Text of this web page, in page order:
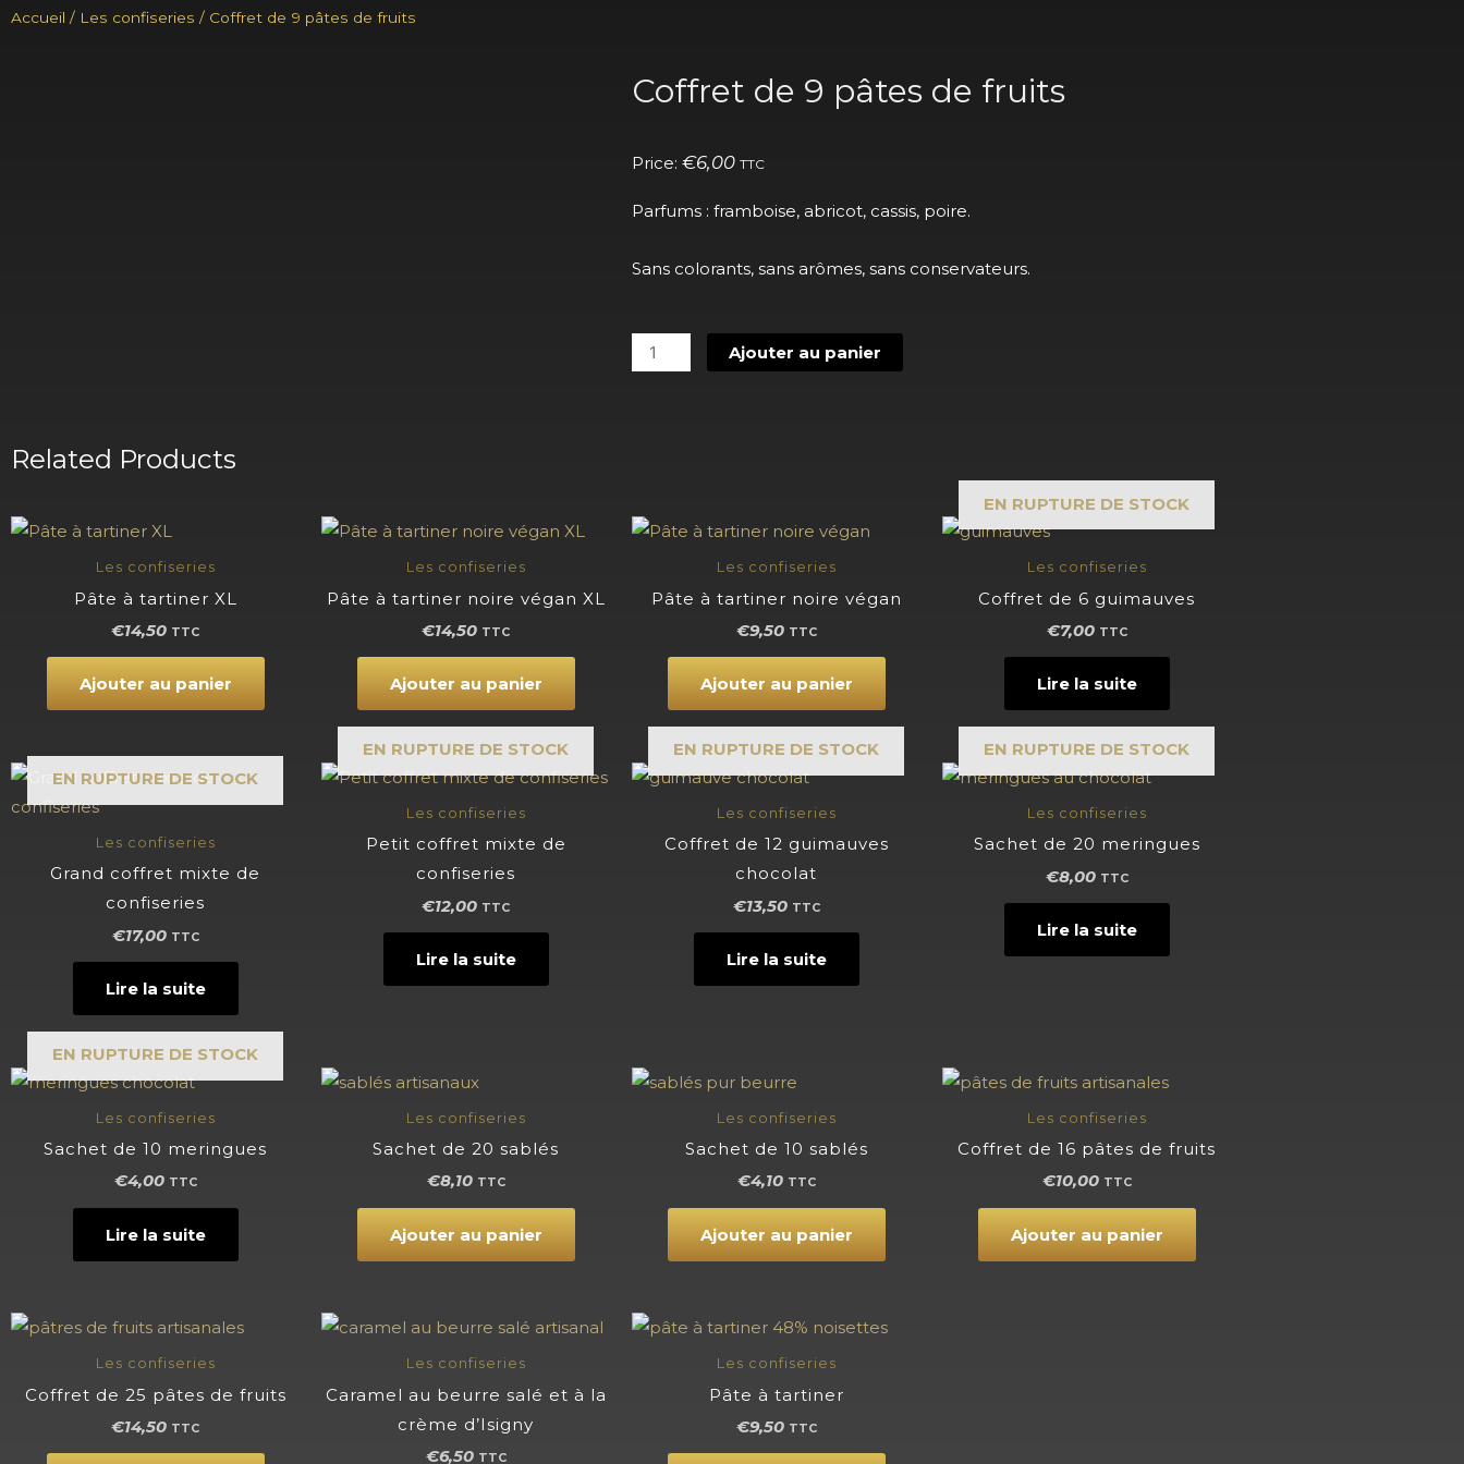
Accueil / Les confiseries / Coffret de 9 pâtes de fruits
Coffret de 9 pâtes de fruits
Price: €6,00 TTC
Parfums : framboise, abricot, cassis, poire.
Sans colorants, sans arômes, sans conservateurs.
quantité
de
de
Ajouter au panier
Related Products
Les confiseries
Pâte à tartiner XL
€14,50 TTC
Ajouter au panier
Les confiseries
Pâte à tartiner noire végan XL
€14,50 TTC
Ajouter au panier
Les confiseries
Pâte à tartiner noire végan
€9,50 TTC
Ajouter au panier
EN RUPTURE DE STOCK
Les confiseries
Coffret de 6 guimauves
€7,00 TTC
Lire la suite
EN RUPTURE DE STOCK
Les confiseries
Grand coffret mixte de
confiseries
€17,00 TTC
Lire la suite
EN RUPTURE DE STOCK
Les confiseries
Petit coffret mixte de
confiseries
€12,00 TTC
Lire la suite
EN RUPTURE DE STOCK
Les confiseries
Coffret de 12 guimauves
chocolat
€13,50 TTC
Lire la suite
EN RUPTURE DE STOCK
Les confiseries
Sachet de 20 meringues
€8,00 TTC
Lire la suite
EN RUPTURE DE STOCK
Les confiseries
Sachet de 10 meringues
€4,00 TTC
Lire la suite
Les confiseries
Sachet de 20 sablés
€8,10 TTC
Ajouter au panier
Les confiseries
Sachet de 10 sablés
€4,10 TTC
Ajouter au panier
Les confiseries
Coffret de 16 pâtes de fruits
€10,00 TTC
Ajouter au panier
Les confiseries
Coffret de 25 pâtes de fruits
€14,50 TTC
Les confiseries
Caramel au beurre salé et à la
crème d’Isigny
€6,50 TTC
Les confiseries
Pâte à tartiner
€9,50 TTC